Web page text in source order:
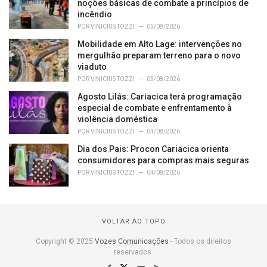
noções básicas de combate a princípios de
incêndio
PORVINICIUS TOZZI 05/08/2026
Mobilidade em Alto Lage: intervenções no
mergulhão preparam terreno para o novo
viaduto
PORVINICIUS TOZZI 05/08/2026
Agosto Lilás: Cariacica terá programação
especial de combate e enfrentamento à
violência doméstica
PORVINICIUS TOZZI 04/08/2026
Dia dos Pais: Procon Cariacica orienta
consumidores para compras mais seguras
PORVINICIUS TOZZI 04/08/2026
VOLTAR AO TOPO
Copyright © 2025 Vozes Comunicações - Todos os direitos
reservados.